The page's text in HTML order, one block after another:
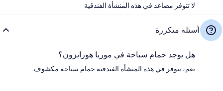
لا تتوفر مصاعد في هذه المنشأة الفندقية
أسئلة متكررة
هل يوجد حمام سباحة في موريا هورايزون؟
نعم، يتوفر في هذه المنشأة الفندقية حمام سباحة مكشوف.